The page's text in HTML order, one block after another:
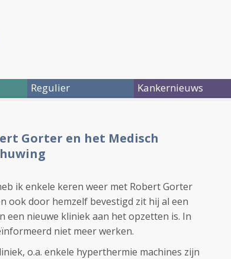
Regulier Kankernieuws
Gorter en het Medisch
ik enkele keren weer met Robert Gorter
ook door hemzelf bevestigd zit hij al een
een nieuwe kliniek aan het opzetten is. In
niet meer werken.
o.a. enkele hyperthermie machines zijn